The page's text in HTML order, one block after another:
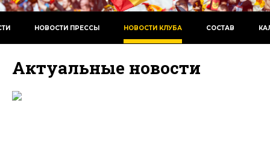
НОВОСТИ ПРЕССЫ НОВОСТИ КЛУБА СОСТАВ
Актуальные новости